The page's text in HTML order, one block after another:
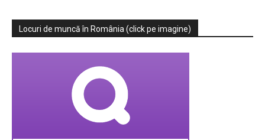
Locuri de muncă în România (click pe imagine)